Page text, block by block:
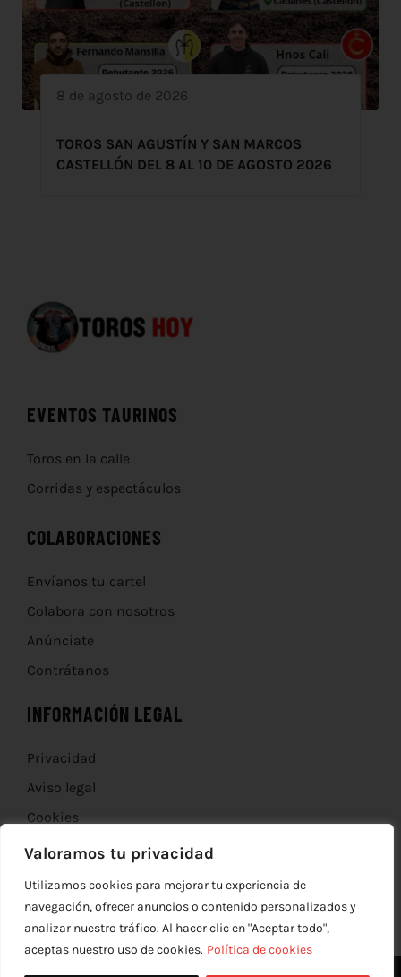
Valoramos tu privacidad
Utilizamos cookies para mejorar tu experiencia de
navegación, ofrecer anuncios o contenido personalizados y
analizar nuestro tráfico. Al hacer clic en "Aceptar todo",
aceptas nuestro uso de cookies. Política de cookies
8 de agosto de 2026
TOROS SAN AGUSTÍN Y SAN MARCOS
CASTELLÓN DEL 8 AL 10 DE AGOSTO 2026
EVENTOS TAURINOS
Toros en la calle
Corridas y espectáculos
COLABORACIONES
Envíanos tu cartel
Colabora con nosotros
Anúnciate
Contrátanos
INFORMACIÓN LEGAL
Privacidad
Aviso legal
Cookies
Devoluciones